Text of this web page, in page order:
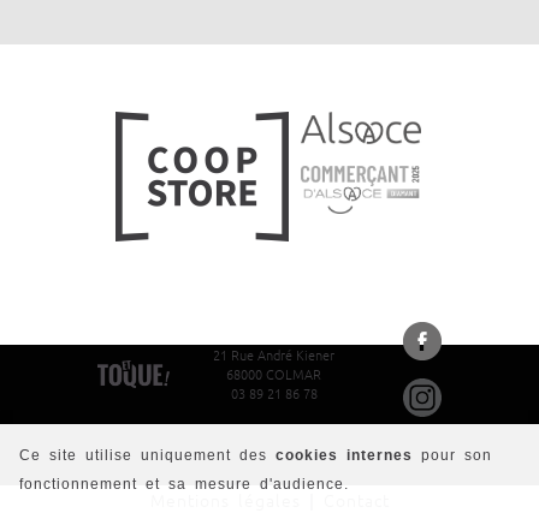
21 Rue André Kiener
68000 COLMAR
03 89 21 86 78
Ce site utilise uniquement des cookies internes
pour son
fonctionnement et sa mesure d'audience.